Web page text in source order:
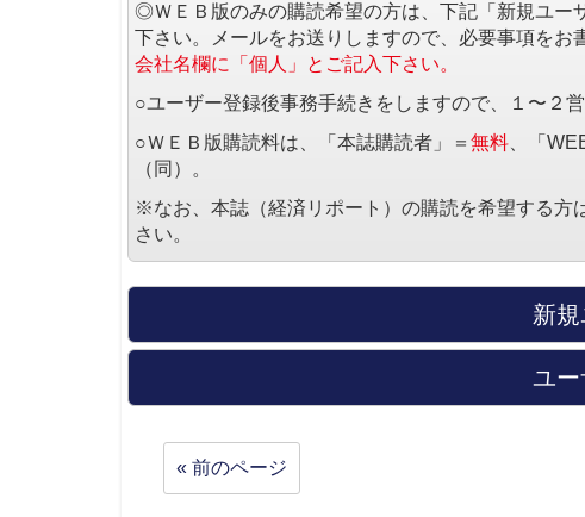
◎ＷＥＢ版のみの購読希望の方は、下記「新規ユー
下さい。メールをお送りしますので、必要事項をお
会社名欄に「個人」とご記入下さい。
○ユーザー登録後事務手続きをしますので、１〜２
○ＷＥＢ版購読料は、「本誌購読者」＝ 無料 、「
（同）。
※なお、本誌（経済リポート）の購読を希望する方
さい。
新
ユ
« 前のページ